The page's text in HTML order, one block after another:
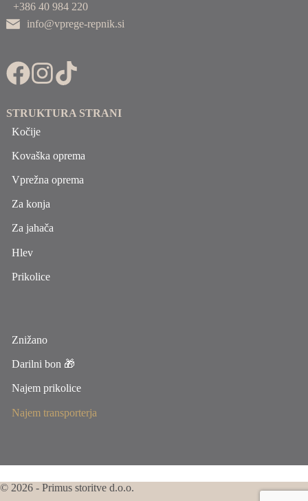
+386 40 984 220
info@vprege-repnik.si
STRUKTURA STRANI
Kočije
Kovaška oprema
Vprežna oprema
Za konja
Za jahača
Hlev
Prikolice
Znižano
Darilni bon 🎁
Najem prikolice
Najem transporterja
© 2026 - Primus storitve d.o.o.